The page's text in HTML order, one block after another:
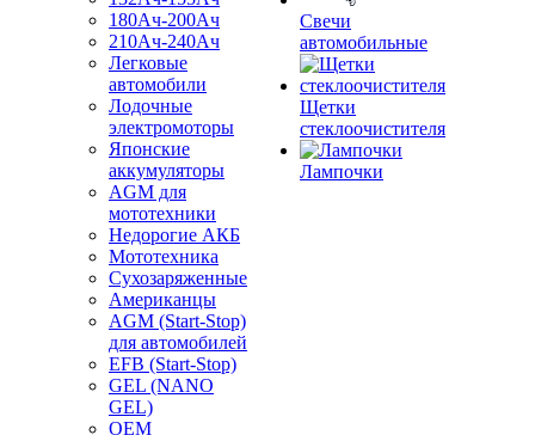
180Ач-200Ач
210Ач-240Ач
Легковые
автомобили
Лодочные
электромоторы
Японские
аккумуляторы
AGM для
мототехники
Недорогие АКБ
Мототехника
Сухозаряженные
Американцы
AGM (Start-Stop)
для автомобилей
EFB (Start-Stop)
GEL (NANO
GEL)
OEM
Свечи
автомобильные
Щетки
стеклоочистителя
Лампочки